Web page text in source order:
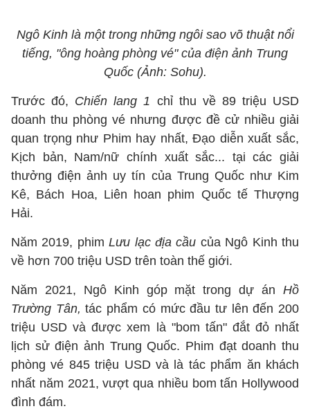
Ngô Kinh là một trong những ngôi sao võ thuật nổi
tiếng, "ông hoàng phòng vé" của điện ảnh Trung
Quốc (Ảnh: Sohu).
Trước đó, Chiến lang 1 chỉ thu về 89 triệu USD
doanh thu phòng vé nhưng được đề cử nhiều giải
quan trọng như Phim hay nhất, Đạo diễn xuất sắc,
Kịch bản, Nam/nữ chính xuất sắc... tại các giải
thưởng điện ảnh uy tín của Trung Quốc như Kim
Kê, Bách Hoa, Liên hoan phim Quốc tế Thượng
Hải.
Năm 2019, phimLưu lạc địa cầu của Ngô Kinh thu
về hơn 700 triệu USD trên toàn thế giới.
Năm 2021, Ngô Kinh góp mặt trong dự án Hồ
Trường Tân,tác phẩm có mức đầu tư lên đến 200
triệu USD và được xem là "bom tấn" đắt đỏ nhất
lịch sử điện ảnh Trung Quốc. Phim đạt doanh thu
phòng vé 845 triệu USD và là tác phẩm ăn khách
nhất năm 2021, vượt qua nhiều bom tấn Hollywood
đình đám.